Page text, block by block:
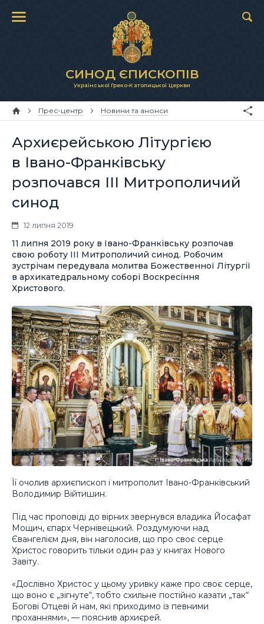
СИНОД ЄПИСКОПІВ
Української Греко-Католицької Церкви
Прес-центр Новини та анонси
Архиєрейською Літургією
в Івано-Франківську
розпочався ІІІ Митрополичий
синод
12 липня 2019
11 липня 2019 року в Івано-Франківську розпочав
свою роботу ІІІ Митрополичий синод. Робочим
зустрічам передувала молитва Божественної Літургії
в архикатедральному соборі Воскресіння
Христового.
Її очолив архиєпископ і митрополит Івано-Франківський
Володимир Війтишин.
Під час проповіді до вірних звернувся владика Йосафат
Мощич, єпарх Чернівецький. Роздумуючи над
Євангелієм дня, він наголосив, що про своє серце
Христос говорить тільки один раз у книгах Нового
Завіту.
«Дослівно Христос у цьому уривку каже про своє серце,
що воно є „зігнуте“, тобто схильне постійно казати „так“
Богові Отцеві й нам, які приходимо із певними
проханнями», — пояснив архиєрей.